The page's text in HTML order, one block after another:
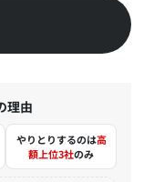
理由
やりとりするのは高
額上位3社のみ